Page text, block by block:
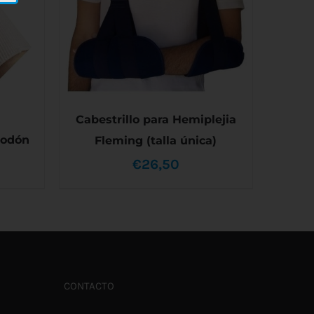
Cabestrillo para Hemiplejia
Fleming (talla única)
€26,50
CONTACTO